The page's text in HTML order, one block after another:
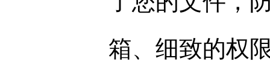
箱、细致的权